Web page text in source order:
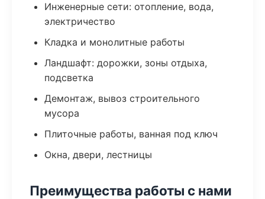
Инженерные сети: отопление, вода,
электричество
Кладка и монолитные работы
Ландшафт: дорожки, зоны отдыха,
подсветка
Демонтаж, вывоз строительного
мусора
Плиточные работы, ванная под ключ
Окна, двери, лестницы
Преимущества работы с нами